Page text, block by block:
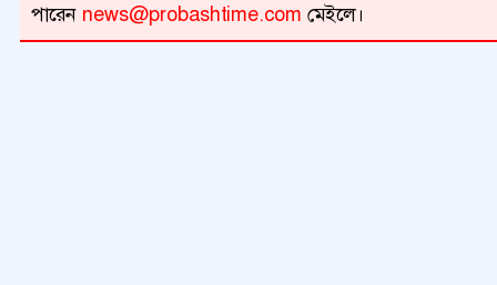
পারেন news@probashtime.com মেইলে।